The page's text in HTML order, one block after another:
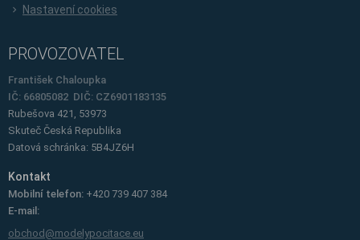
Nastavení cookies
PROVOZOVATEL
František Chaloupka
IČ: 66805082 DIČ: CZ6901183135
Rubešova 421, 53973
Skuteč Česká Republika
Datová schránka: 5B4JZ6H
Kontakt
Mobilní telefon: +420 739 407 384
E-mail:
obchod@modelypocitace.eu